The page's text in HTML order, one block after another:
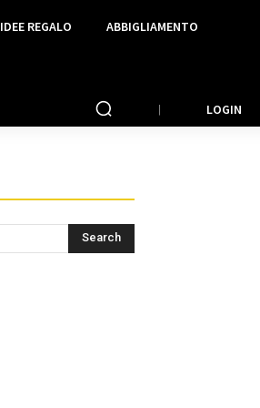
IDEE REGALO ABBIGLIAMENTO
LOGIN